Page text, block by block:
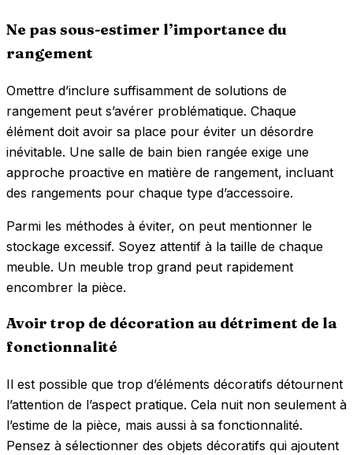
Ne pas sous-estimer l’importance du
rangement
Omettre d’inclure suffisamment de solutions de
rangement peut s’avérer problématique. Chaque
élément doit avoir sa place pour éviter un désordre
inévitable. Une salle de bain bien rangée exige une
approche proactive en matière de rangement, incluant
des rangements pour chaque type d’accessoire.
Parmi les méthodes à éviter, on peut mentionner le
stockage excessif. Soyez attentif à la taille de chaque
meuble. Un meuble trop grand peut rapidement
encombrer la pièce.
Avoir trop de décoration au détriment de la
fonctionnalité
Il est possible que trop d’éléments décoratifs détournent
l’attention de l’aspect pratique. Cela nuit non seulement à
l’estime de la pièce, mais aussi à sa fonctionnalité.
Pensez à sélectionner des objets décoratifs qui ajoutent